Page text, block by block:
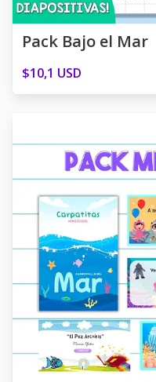
Pack Bajo el Mar
$10,1 USD